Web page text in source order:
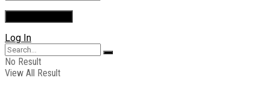
Log In
No Result
View All Result